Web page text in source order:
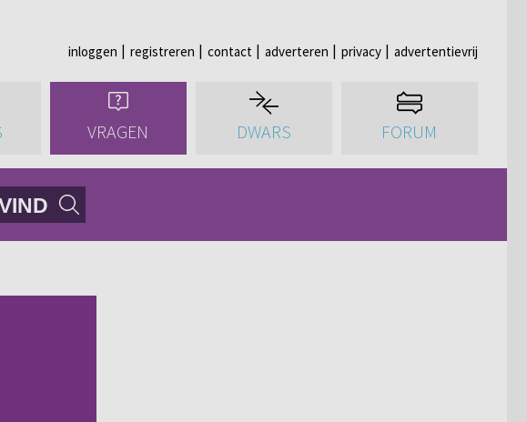
inloggen registreren contact adverteren privacy advertentievrij
VRAGEN DWARS FORUM